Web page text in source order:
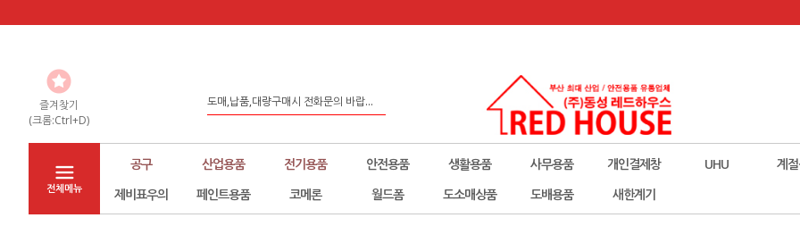
즐겨찾기
(크롬:Ctrl+D)
좀 더 나은 환경구축을 위해서 노력하...
도매,납품,대량구매시 전화문의 바랍...
전체메뉴
공구 산업용품 전기용품 안전용품 생활용품 사무용품 개인결제창 UHU
계
제비표우의
페인트용품 코메론 월드폼 도소매상품 도배용품 새한계기